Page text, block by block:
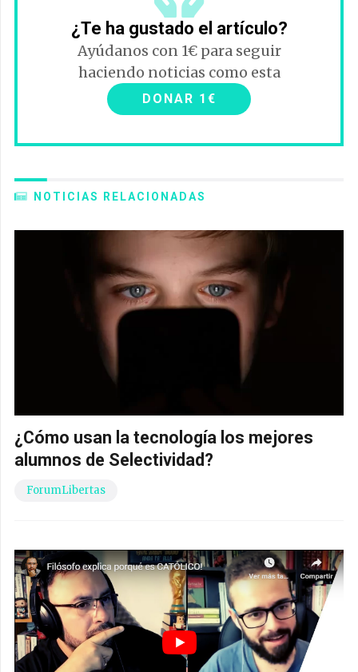
¿Te ha gustado el artículo?
Ayúdanos con 1€ para seguir
haciendo noticias como esta
DONAR 1€
NOTICIAS RELACIONADAS
¿Cómo usan la tecnología los mejores
alumnos de Selectividad?
ForumLibertas